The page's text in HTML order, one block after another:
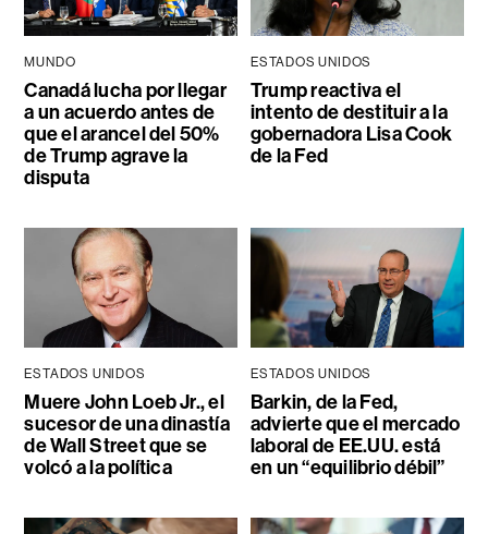
MUNDO
Canadá lucha por llegar
a un acuerdo antes de
que el arancel del 50%
de Trump agrave la
disputa
ESTADOS UNIDOS
Trump reactiva el
intento de destituir a la
gobernadora Lisa Cook
de la Fed
ESTADOS UNIDOS
Muere John Loeb Jr., el
sucesor de una dinastía
de Wall Street que se
volcó a la política
ESTADOS UNIDOS
Barkin, de la Fed,
advierte que el mercado
laboral de EE.UU. está
en un “equilibrio débil”